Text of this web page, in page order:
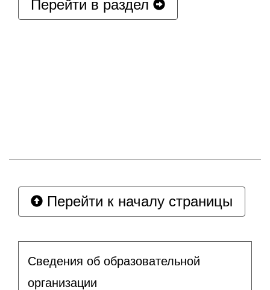
Перейти в раздел
Перейти к началу страницы
Сведения об образовательной
организации